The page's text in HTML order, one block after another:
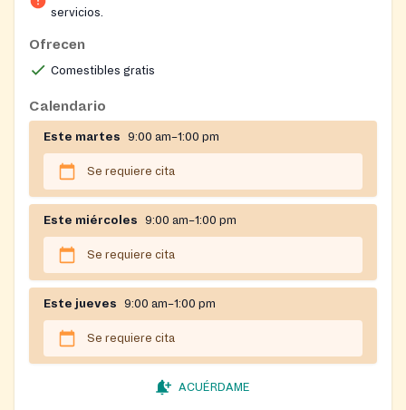
servicios.
Ofrecen
Comestibles gratis
Calendario
Este martes 9:00 am–1:00 pm
Se requiere cita
Este miércoles 9:00 am–1:00 pm
Se requiere cita
Este jueves 9:00 am–1:00 pm
Se requiere cita
ACUÉRDAME